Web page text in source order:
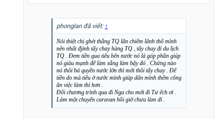
phonglan đã viết: ↑
Nói thiệt chị ghét thằng TQ lấn chiếm lãnh thổ mình
nên nhất đjinh tẩy chay hàng TQ , tẩy chay đi du lịch
TQ . Đem tiền qua tiêu bên nước nó là góp phần giúp
nó giàu mạnh để làm xằng làm bậy đó . Chừng nào
nó thôi bá quyền nước lớn thì mới thôi tẩy chay . Để
tiền do mà tiêu ở nước mình giúp dân mình thêm công
ăn việc làm thì hơn .
Đổi chương trình qua đi Nga cho mới đi Tư ếch ơi .
Làm một chuyến caravan hồi giờ chưa làm đi .